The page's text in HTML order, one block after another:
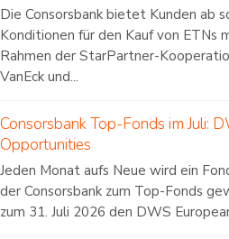
Die Consorsbank bietet Kunden ab
Konditionen für den Kauf von ETNs
Rahmen der StarPartner-
VanEck und...
Consorsbank Top-Fonds im Juli:
Opportunities
Jeden Monat aufs Neue wird ein
der Consorsbank zum Top-Fonds
zum 31. Juli 2026 den DWS